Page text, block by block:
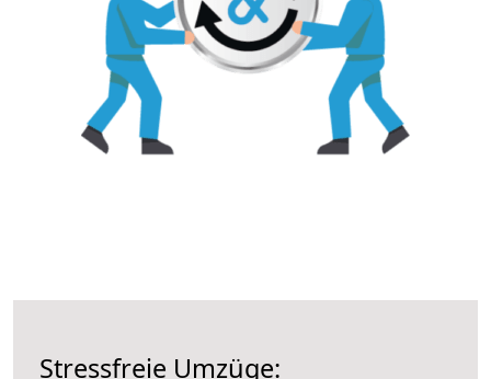
Stressfreie Umzüge: